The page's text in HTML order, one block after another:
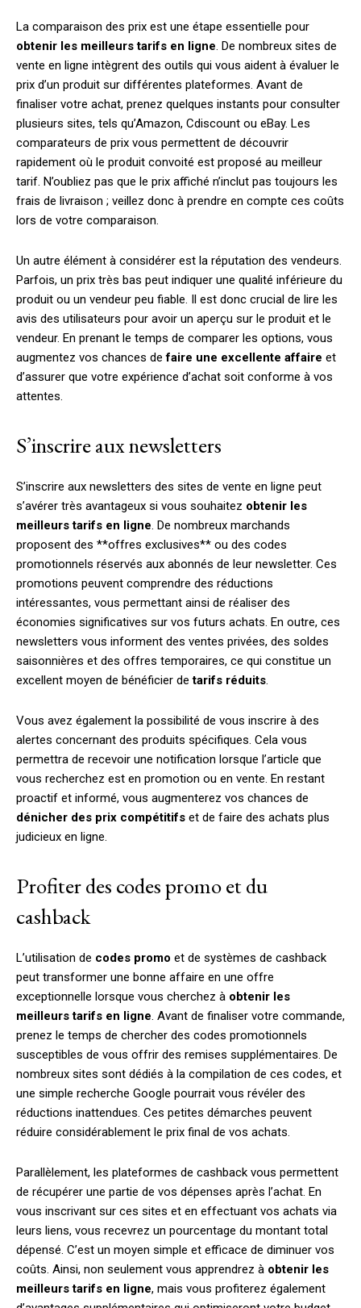
La comparaison des prix est une étape essentielle pour
obtenir les meilleurs tarifs en ligne. De nombreux sites de
vente en ligne intègrent des outils qui vous aident à évaluer le
prix d’un produit sur différentes plateformes. Avant de
finaliser votre achat, prenez quelques instants pour consulter
plusieurs sites, tels qu’Amazon, Cdiscount ou eBay. Les
comparateurs de prix vous permettent de découvrir
rapidement où le produit convoité est proposé au meilleur
tarif. N’oubliez pas que le prix affiché n’inclut pas toujours les
frais de livraison ; veillez donc à prendre en compte ces coûts
lors de votre comparaison.
Un autre élément à considérer est la réputation des vendeurs.
Parfois, un prix très bas peut indiquer une qualité inférieure du
produit ou un vendeur peu fiable. Il est donc crucial de lire les
avis des utilisateurs pour avoir un aperçu sur le produit et le
vendeur. En prenant le temps de comparer les options, vous
augmentez vos chances defaire une excellente affaire et
d’assurer que votre expérience d’achat soit conforme à vos
attentes.
S’inscrire aux newsletters
S’inscrire aux newsletters des sites de vente en ligne peut
s’avérer très avantageux si vous souhaitez obtenir les
meilleurs tarifs en ligne. De nombreux marchands
proposent des **offres exclusives** ou des codes
promotionnels réservés aux abonnés de leur newsletter. Ces
promotions peuvent comprendre des réductions
intéressantes, vous permettant ainsi de réaliser des
économies significatives sur vos futurs achats. En outre, ces
newsletters vous informent des ventes privées, des soldes
saisonnières et des offres temporaires, ce qui constitue un
excellent moyen de bénéficier detarifs réduits.
Vous avez également la possibilité de vous inscrire à des
alertes concernant des produits spécifiques. Cela vous
permettra de recevoir une notification lorsque l’article que
vous recherchez est en promotion ou en vente. En restant
proactif et informé, vous augmenterez vos chances de
dénicher des prix compétitifs et de faire des achats plus
judicieux en ligne.
Profiter des codes promo et du
cashback
L’utilisation de codes promo et de systèmes de cashback
peut transformer une bonne affaire en une offre
exceptionnelle lorsque vous cherchez à obtenir les
meilleurs tarifs en ligne. Avant de finaliser votre commande,
prenez le temps de chercher des codes promotionnels
susceptibles de vous offrir des remises supplémentaires. De
nombreux sites sont dédiés à la compilation de ces codes, et
une simple recherche Google pourrait vous révéler des
réductions inattendues. Ces petites démarches peuvent
réduire considérablement le prix final de vos achats.
Parallèlement, les plateformes de cashback vous permettent
de récupérer une partie de vos dépenses après l’achat. En
vous inscrivant sur ces sites et en effectuant vos achats via
leurs liens, vous recevrez un pourcentage du montant total
dépensé. C’est un moyen simple et efficace de diminuer vos
coûts. Ainsi, non seulement vous apprendrez à obtenir les
meilleurs tarifs en ligne, mais vous profiterez également